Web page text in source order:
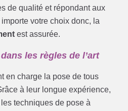
de qualité et répondant aux
votre choix donc, la
est assurée.
les règles de l’art
en charge la pose de tous
à leur longue expérience,
techniques de pose à